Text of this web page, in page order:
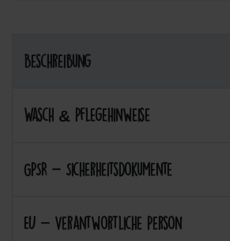
Beschreibung
Wasch & Pflegehinweise
GPSR - Sicherheitsdokumente
EU - Verantwortliche Person